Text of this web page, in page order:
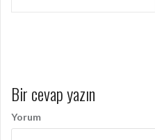
o
l
Bir cevap yazın
Yorum